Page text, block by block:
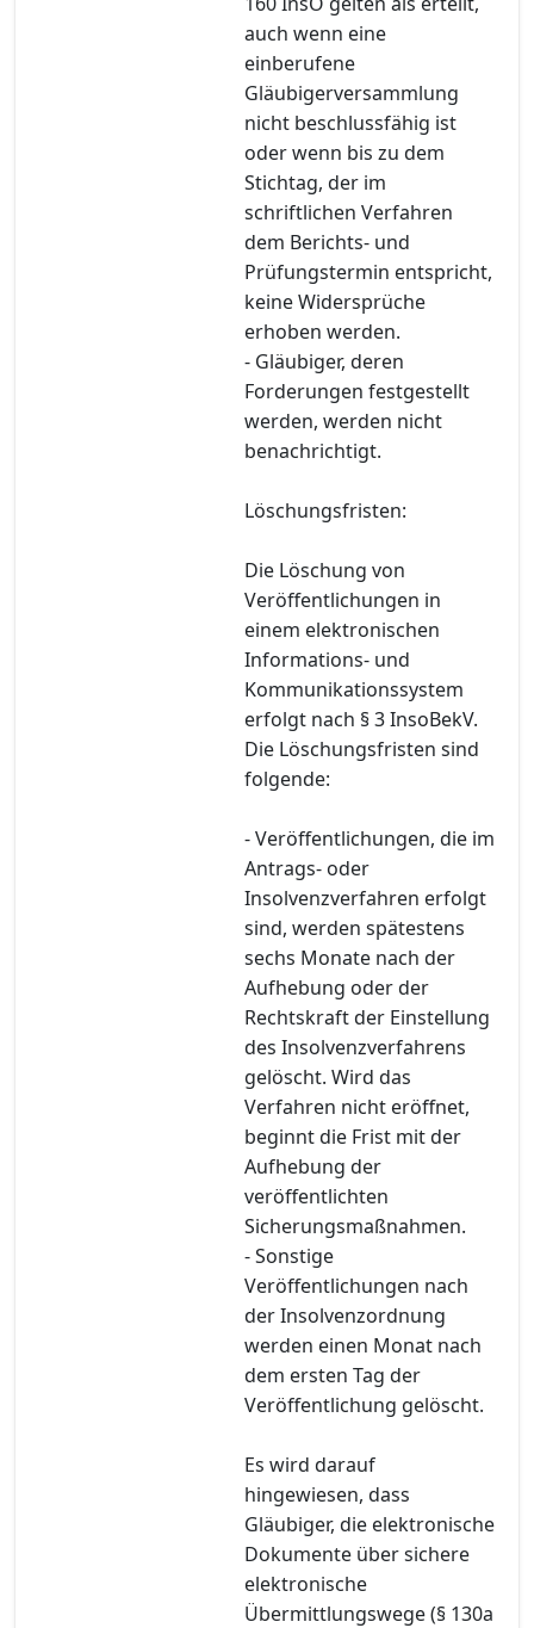
auch wenn eine
einberufene
Gläubigerversammlung
nicht beschlussfähig ist
oder wenn bis zu dem
Stichtag, der im
schriftlichen Verfahren
dem Berichts- und
Prüfungstermin entspricht,
keine Widersprüche
erhoben werden.
- Gläubiger, deren
Forderungen festgestellt
werden, werden nicht
benachrichtigt.
Löschungsfristen:
Die Löschung von
Veröffentlichungen in
einem elektronischen
Informations- und
Kommunikationssystem
erfolgt nach § 3 InsoBekV.
Die Löschungsfristen sind
folgende:
- Veröffentlichungen, die im
Antrags- oder
Insolvenzverfahren erfolgt
sind, werden spätestens
sechs Monate nach der
Aufhebung oder der
Rechtskraft der Einstellung
des Insolvenzverfahrens
gelöscht. Wird das
Verfahren nicht eröffnet,
beginnt die Frist mit der
Aufhebung der
veröffentlichten
Sicherungsmaßnahmen.
- Sonstige
Veröffentlichungen nach
der Insolvenzordnung
werden einen Monat nach
dem ersten Tag der
Veröffentlichung gelöscht.
Es wird darauf
hingewiesen, dass
Gläubiger, die elektronische
Dokumente über sichere
elektronische
Übermittlungswege (§ 130a